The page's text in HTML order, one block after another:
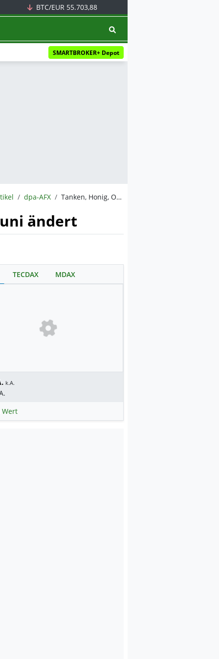
BTC/EUR 55.703,88
SMARTBROKER+ Depot
dpa-AFX Tanken, Honig, Online-Shopping - was sich im Juni ändert
ändert
TECDAX MDAX
k.A.